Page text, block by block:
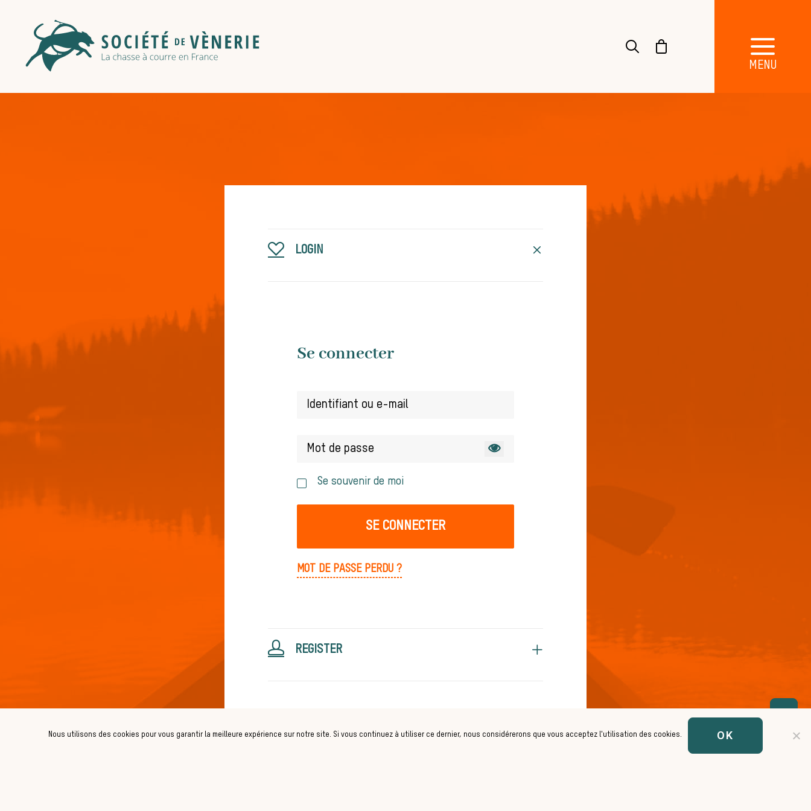
LOGIN
Se connecter
Se souvenir de moi
SE CONNECTER
MOT DE PASSE PERDU ?
REGISTER
Nous utilisons des cookies pour vous garantir la meilleure expérience sur notre site. Si vous continuez à utiliser ce dernier, nous considérerons que vous acceptez l'utilisation des cookies. OK